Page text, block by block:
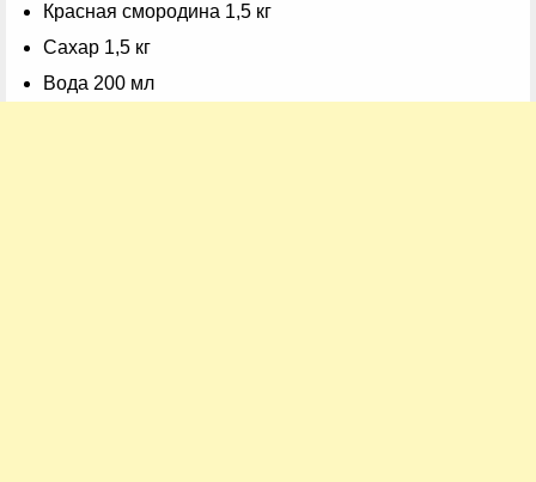
Красная смородина 1,5 кг
Сахар 1,5 кг
Вода 200 мл